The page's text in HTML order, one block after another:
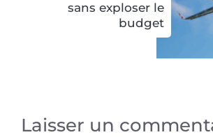
sans exploser le
budget
Laisser un